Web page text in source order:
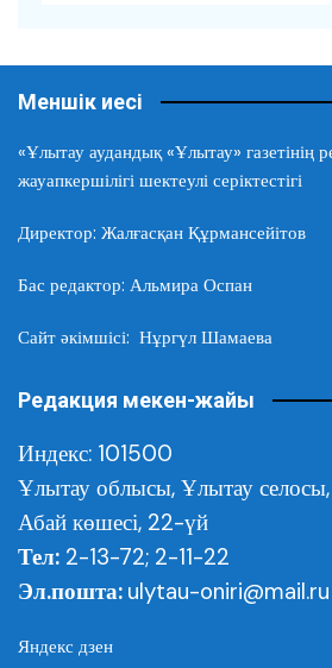
Меншік иесі
«Ұлытау аудандық «Ұлытау» газетінің
жауапкершілігі шектеулі серіктестігі
Директор: Жалғасқан Құрмансейітов
Бас редактор: Альмира Оспан
Сайт әкімшісі: Нұргүл Шамаева
Редакция мекен-жайы
Индекс: 101500
Ұлытау облысы, Ұлытау селосы,
Абай көшесі, 22-үй
Тел: 2-13-72; 2-11-22
Эл.пошта: ulytau-oniri@mail.ru
Яндекс дзен